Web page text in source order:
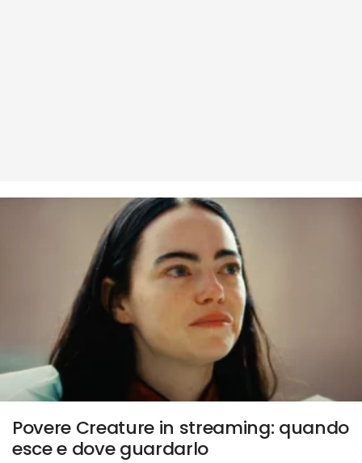
Povere Creature in streaming: quando
esce e dove guardarlo